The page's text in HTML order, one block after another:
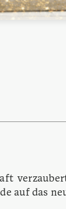
auf das